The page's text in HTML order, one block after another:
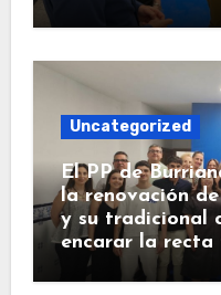
Uncategorized
El PP de
la renovación
y su tradicional
encarar la